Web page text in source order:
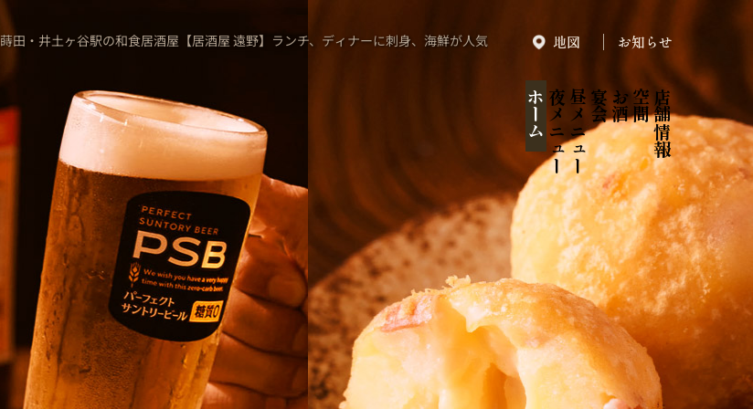
蒔田・井土ヶ谷駅の和食居酒屋【居酒屋 遠野】ランチ、ディナーに刺身、海鮮が人気 地図 お知らせ
ホーム夜メニュー昼メニュー宴会お酒空間店舗情報